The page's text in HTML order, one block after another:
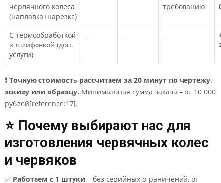
червячного колеса
(наплавка+нарезка)
требованию
С термообработкой
и шлифовкой (доп.
услуги)
– – –
❗ Точную стоимость рассчитаем за 20 минут по чертежу,
эскизу или образцу. Минимальная сумма заказа – от 10 000
рублей[reference:17].
⭐ Почему выбирают нас для
изготовления червячных колес
и червяков
✅ Работаем с 1 штуки – без серийных ограничений, от